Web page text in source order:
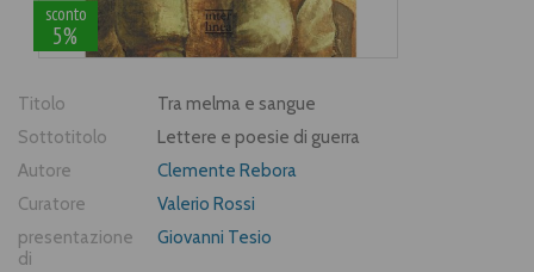
sconto
5%
Titolo
Tra melma e sangue
Sottotitolo
Lettere e poesie di guerra
Autore
Clemente Rebora
Curatore
Valerio Rossi
presentazione
di
Giovanni Tesio